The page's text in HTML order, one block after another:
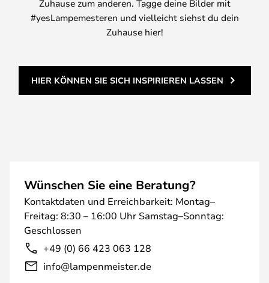
Zuhause zum anderen. Tagge deine Bilder mit
#yesLampemesteren und vielleicht siehst du dein
Zuhause hier!
HIER KÖNNEN SIE SICH INSPIRIEREN LASSEN
Wünschen Sie eine Beratung?
Kontaktdaten und Erreichbarkeit: Montag–
Freitag: 8:30 – 16:00 Uhr Samstag–Sonntag:
Geschlossen
+49 (0) 66 423 063 128
info@lampenmeister.de